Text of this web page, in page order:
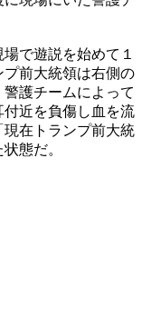
で遊説を始めて１
プ前大統領は右側の
護チームによって
近を負傷し血を流
現在トランプ前大統
態だ。